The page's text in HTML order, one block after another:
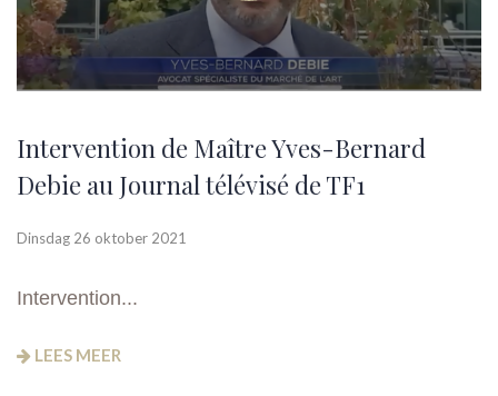
Intervention de Maître Yves-Bernard
Debie au Journal télévisé de TF1
Dinsdag 26 oktober 2021
Intervention...
LEES MEER